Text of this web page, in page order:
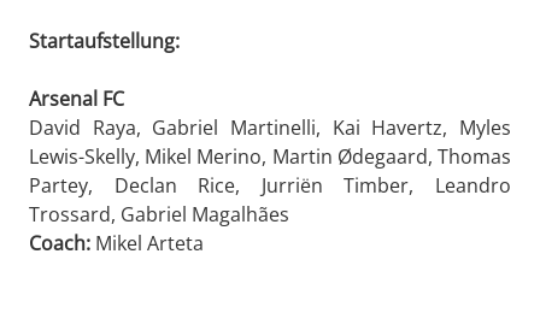
Startaufstellung:
Arsenal FC
David Raya, Gabriel Martinelli, Kai Havertz, Myles
Lewis-Skelly, Mikel Merino, Martin Ødegaard, Thomas
Partey, Declan Rice, Jurriën Timber, Leandro
Trossard, Gabriel Magalhães
Coach: Mikel Arteta